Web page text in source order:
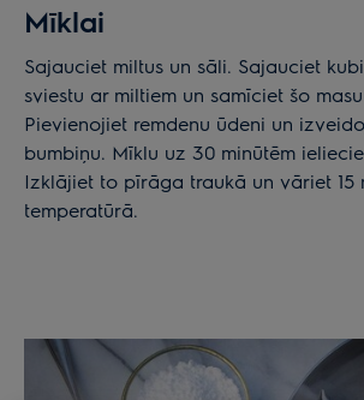
Mīklai
Sajauciet miltus un sāli. Sajauciet kubiņos sagrieztu
sviestu ar miltiem un samīciet šo
Pievienojiet remdenu ūdeni un
bumbiņu. Mīklu uz 30 minūtēm
Izklājiet to pīrāga traukā un vāriet 15
temperatūrā.